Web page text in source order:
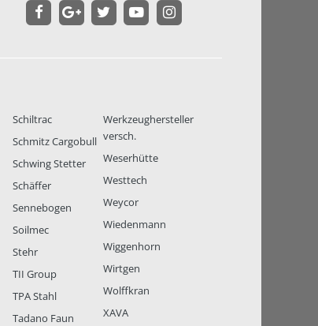
Schiltrac
Schmitz Cargobull
Schwing Stetter
Schäffer
Sennebogen
Soilmec
Stehr
TII Group
TPA Stahl
Tadano Faun
Werkzeughersteller
versch.
Weserhütte
Westtech
Weycor
Wiedenmann
Wiggenhorn
Wirtgen
Wolffkran
XAVA